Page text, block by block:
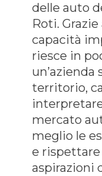
delle auto
Roti.
capacità
riesce in
un’azienda
territorio,
mercato
meglio le
e
aspirazioni